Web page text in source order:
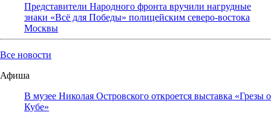
Представители Народного фронта вручили нагрудные
знаки «Всё для Победы» полицейским северо-востока
Москвы
Все новости
Афиша
В музее Николая Островского откроется выставка «Грезы о
Кубе»